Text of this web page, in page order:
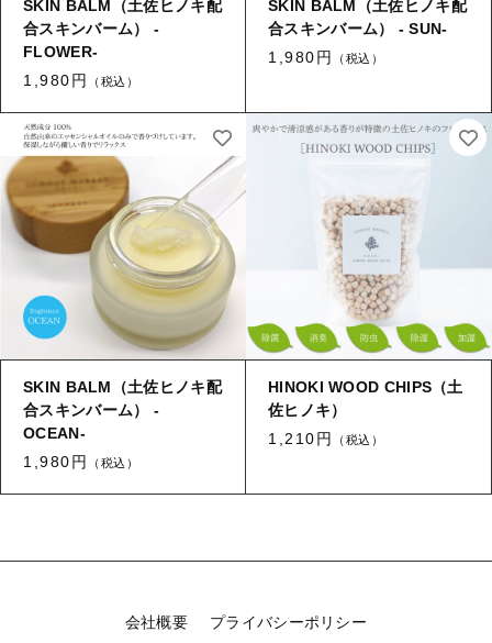
SKIN BALM（土佐ヒノキ配
合スキンバーム） -
FLOWER-
1,980円
（税込）
SKIN BALM（土佐ヒノキ配
合スキンバーム） - SUN-
1,980円
（税込）
SKIN BALM（土佐ヒノキ配
合スキンバーム） -
OCEAN-
1,980円
（税込）
HINOKI WOOD CHIPS（土
佐ヒノキ）
1,210円
（税込）
会社概要 プライバシーポリシー